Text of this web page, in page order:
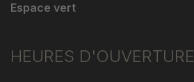
Espace vert
HEURES D'OUVERTURE